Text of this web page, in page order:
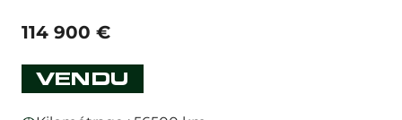
114 900 €
VENDU